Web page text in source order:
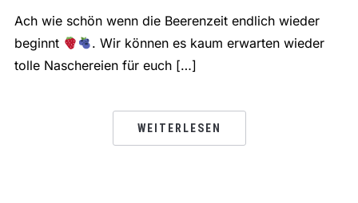
Ach wie schön wenn die Beerenzeit endlich wieder
beginnt
. Wir können es kaum erwarten wieder
tolle Naschereien für euch […]
WEITERLESEN